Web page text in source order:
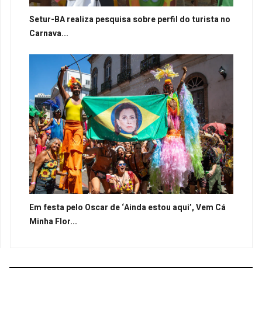
Setur-BA realiza pesquisa sobre perfil do turista no
Carnava...
Em festa pelo Oscar de ‘Ainda estou aqui’, Vem Cá
Minha Flor...